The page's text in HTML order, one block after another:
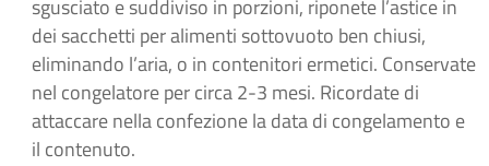
sgusciato e suddiviso in porzioni, riponete l’astice in
dei sacchetti per alimenti sottovuoto ben chiusi,
eliminando l’aria, o in contenitori ermetici. Conservate
nel congelatore per circa 2-3 mesi. Ricordate di
attaccare nella confezione la data di congelamento e
il contenuto.